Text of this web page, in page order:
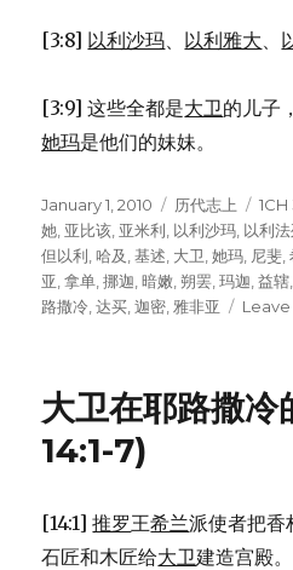
[3:8] 以利沙玛、 以利雅大、
[3:9] 这些全都是大卫的儿子
她玛是他们的妹妹。
Posted
on
January 1, 2010 Categories
历代志上 1CH
她 亚比该 亚米利 以利沙玛 以利
但以利 ,哈及 ,基述 大卫 ,她玛 尼斐 ,
亚 ,拿单 ,挪迦 ,暗嫩 ,朔罢 ,玛迦 ,益辖
路撒冷 ,达买 ,迦密 雅非亚
大卫在耶路撒冷
14:1-7)
[14:1]推罗王希兰派使者把香
石匠和木匠给大卫建造宫殿。